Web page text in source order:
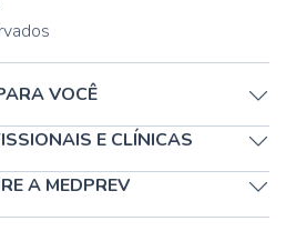
VOCÊ
E CLÍNICAS
A MEDPREV